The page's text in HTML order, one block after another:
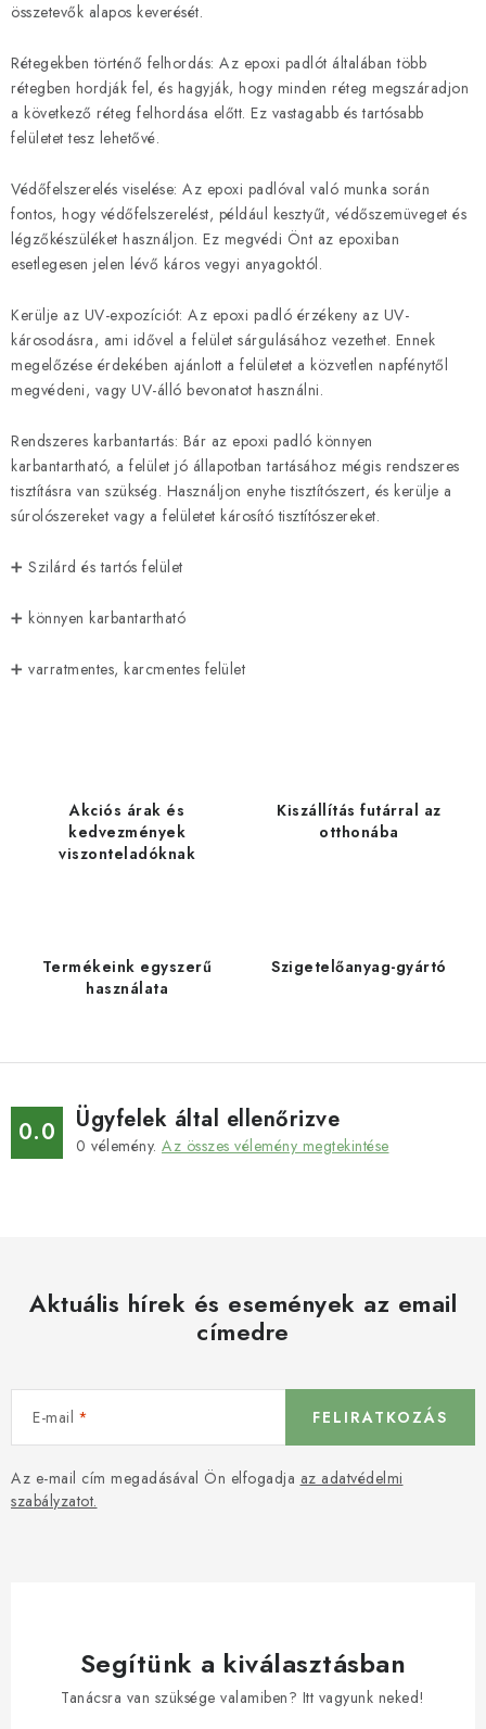
összetevők alapos keverését.
Rétegekben történő felhordás: Az epoxi padlót általában több
rétegben hordják fel, és hagyják, hogy minden réteg megszáradjon
a következő réteg felhordása előtt. Ez vastagabb és tartósabb
felületet tesz lehetővé.
Védőfelszerelés viselése: Az epoxi padlóval való munka során
fontos, hogy védőfelszerelést, például kesztyűt, védőszemüveget és
légzőkészüléket használjon. Ez megvédi Önt az epoxiban
esetlegesen jelen lévő káros vegyi anyagoktól.
Kerülje az UV-expozíciót: Az epoxi padló érzékeny az UV-
károsodásra, ami idővel a felület sárgulásához vezethet. Ennek
megelőzése érdekében ajánlott a felületet a közvetlen napfénytől
megvédeni, vagy UV-álló bevonatot használni.
Rendszeres karbantartás: Bár az epoxi padló könnyen
karbantartható, a felület jó állapotban tartásához mégis rendszeres
tisztításra van szükség. Használjon enyhe tisztítószert, és kerülje a
súrolószereket vagy a felületet károsító tisztítószereket.
➕ Szilárd és tartós felület
➕ könnyen karbantartható
➕ varratmentes, karcmentes felület
Akciós árak és
kedvezmények
viszonteladóknak
Kiszállítás futárral az
otthonába
Termékeink egyszerű
használata
Szigetelőanyag-gyártó
0.0 Ügyfelek által ellenőrizve
0 vélemény. Az összes vélemény megtekintése
Aktuális hírek és események az email
címedre
E-mail
Az e-mail cím megadásával Ön elfogadja az adatvédelmi
szabályzatot.
FELIRATKOZÁS
Segítünk a kiválasztásban
Tanácsra van szüksége valamiben? Itt vagyunk neked!